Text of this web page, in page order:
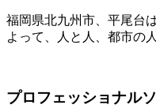
福岡県北九州市、平尾台
よって、人と人、都市の
プロフェッショナル